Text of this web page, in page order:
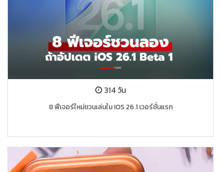
314 วัน
8 ฟีเจอร์ใหม่ชวนเล่นใน IOS 26.1 เวอร์ชั่นแรก